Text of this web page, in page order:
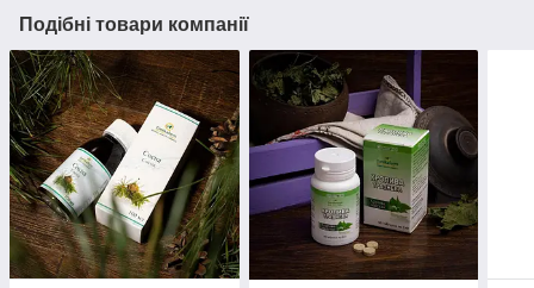
Подібні товари компанії